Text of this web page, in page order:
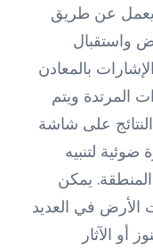
عن طريق
واستقبال
بالمعادن
المرتدة ويتم
على شاشة
لتنبيه
يمكن
في العديد
الآثار